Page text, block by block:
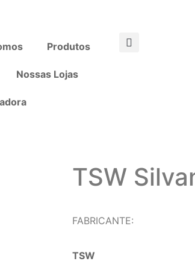
Produtos
Nossas Lojas
TSW
FABRICANTE:
TSW